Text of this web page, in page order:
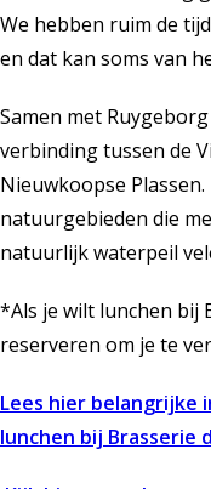
We hebben ruim de
en dat kan soms van
Samen met
verbinding tussen de
Nieuwkoopse
natuurgebieden die
natuurlijk waterpeil
*Als je wilt lunchen bij
reserveren om je te
Lees hier
lunchen bij Brasserie